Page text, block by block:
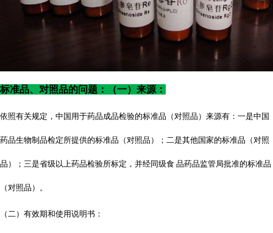
标准品、对照品的问题：（一）来源：
依照有关规定，中国用于药品成品检验的标准品（对照品）来源有：一是中国
药品生物制品检定所提供的标准品（对照品）；二是其他国家的标准品（对照
品）；三是省级以上药品检验所标定，并经同级食 品药品监管局批准的标准品
（对照品）。
（二）有效期和使用说明书：